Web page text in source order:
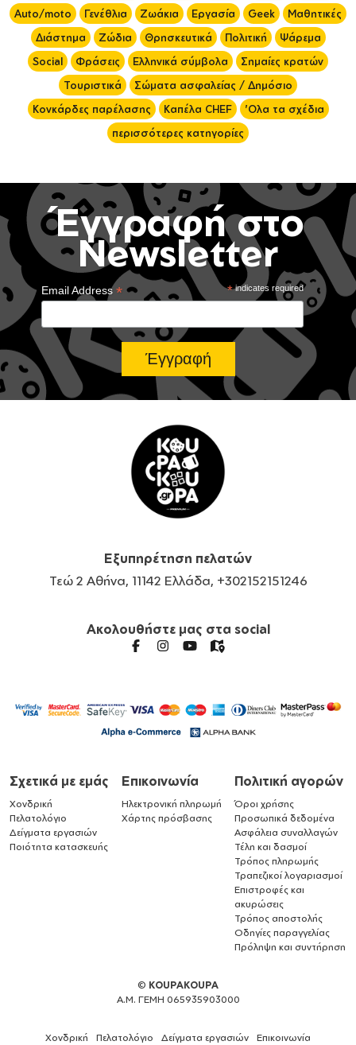
Auto/moto
Γενέθλια Ζωάκια Εργασία Geek
Μαθητικές
Διάστημα
Ζώδια Θρησκευτικά Πολιτική
Ψάρεμα
Social
Φράσεις Ελληνικά σύμβολα
Σημαίες κρατών
Τουριστικά
Σώματα ασφαλείας / Δημόσιο
Κονκάρδες παρέλασης
Καπέλα CHEF
'Ολα τα σχέδια
περισσότερες κατηγορίες
Έγγραφή στο
Newsletter
*indicates required
Email Address*
Εξυπηρέτηση πελατών
Τεώ 2 Αθήνα, 11142 Ελλάδα, +302152151246
Ακολουθήστε μας στα social
Σχετικά με εμάς
Χονδρική
Πελατολόγιο
Δείγματα εργασιών
Ποιότητα κατασκευής
Επικοινωνία
Ηλεκτρονική πληρωμή
Χάρτης πρόσβασης
Πολιτική αγορών
Όροι χρήσης
Προσωπικά δεδομένα
Ασφάλεια συναλλαγών
Τέλη και δασμοί
Τρόπος πληρωμής
Τραπεζικοί λογαριασμοί
Επιστροφές και
ακυρώσεις
Τρόπος αποστολής
Οδηγίες παραγγελίας
Πρόληψη και συντήρηση
© KOUPAKOUPA
Α.Μ. ΓΕΜΗ 065935903000
Χονδρική Πελατολόγιο Δείγματα εργασιών Επικοινωνία